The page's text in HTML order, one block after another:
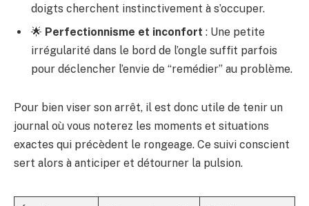
doigts cherchent instinctivement à s’occuper.
🌟 Perfectionnisme et inconfort : Une petite
irrégularité dans le bord de l’ongle suffit parfois
pour déclencher l’envie de “remédier” au problème.
Pour bien viser son arrêt, il est donc utile de tenir un
journal où vous noterez les moments et situations
exactes qui précèdent le rongeage. Ce suivi conscient
sert alors à anticiper et détourner la pulsion.